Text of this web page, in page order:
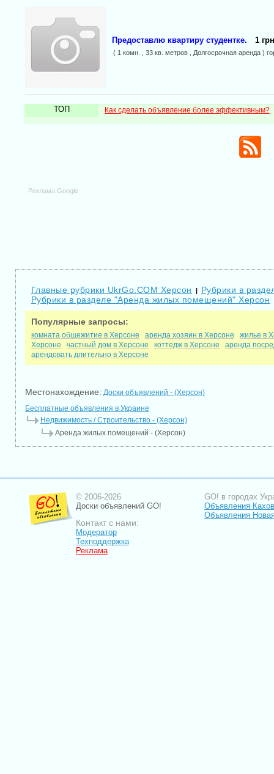
Предоставлю квартиру студентке. 1
( 1 комн. , 33 кв. метров , Долгосрочная аренда )
ТОП Как сделать объявление более эффективным?
Реклама Google
Главные рубрики UkrGo.COM Херсон | Рубрики в
Рубрики в разделе "Аренда жилых помещений" Херсон
Популярные запросы:
комната общежитие в Херсоне аренда хозяин в Херсоне
жилье в
Херсоне
частный дом в Херсоне коттедж в Херсоне
аренда
арендовать длительно в Херсоне
Местонахождение: Доски объявлений - (Херсон)
Бесплатные объявления в Украине
Недвижимость / Строительство - (Херсон)
Аренда жилых помещений - (Херсон)
© 2006-2026
Доски объявлений GO!
Контакт с нами:
Модератор
Техподдержка
Реклама
GO! в городах
Объявления
Объявления